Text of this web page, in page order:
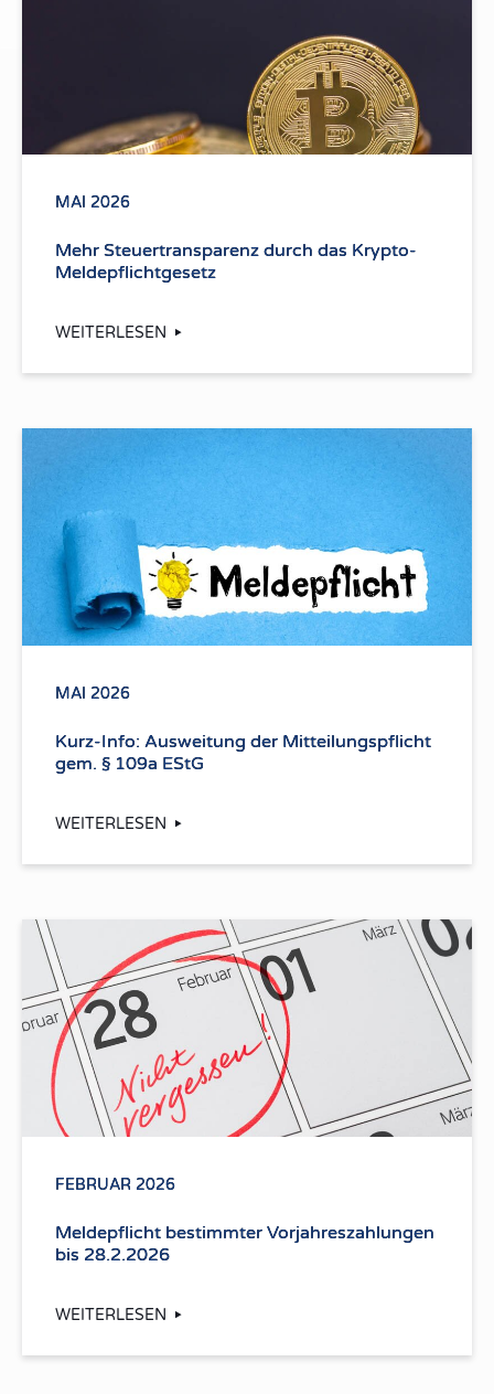
MAI 2026
Mehr Steuertransparenz durch das Krypto-
Meldepflichtgesetz
WEITERLESEN
MAI 2026
Kurz-Info: Ausweitung der Mitteilungspflicht
gem. § 109a EStG
WEITERLESEN
FEBRUAR 2026
Meldepflicht bestimmter Vorjahreszahlungen
bis 28.2.2026
WEITERLESEN